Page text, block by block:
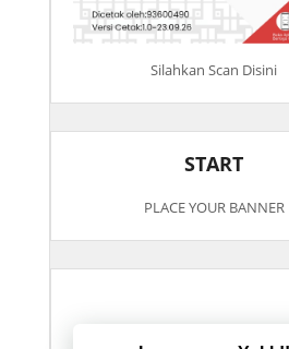
Silahkan Scan Disini
START
PLACE YOUR BANNER